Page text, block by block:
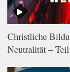
Christliche
Neutralität –